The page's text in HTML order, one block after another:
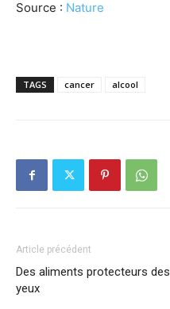
Source : Nature
TAGS cancer alcool
Article précédent
Des aliments protecteurs des
yeux